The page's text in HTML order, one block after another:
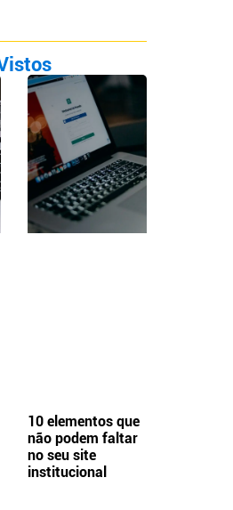
10 elementos que
não podem faltar
no seu site
institucional